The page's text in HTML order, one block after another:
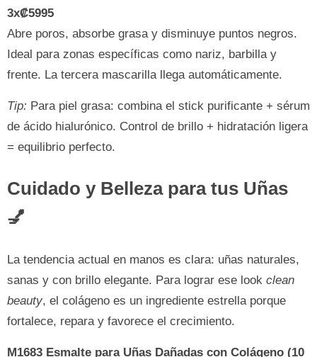
3x₡5995
Abre poros, absorbe grasa y disminuye puntos negros.
Ideal para zonas específicas como nariz, barbilla y
frente. La tercera mascarilla llega automáticamente.
Tip: Para piel grasa: combina el stick purificante + sérum
de ácido hialurónico. Control de brillo + hidratación ligera
= equilibrio perfecto.
Cuidado y Belleza para tus Uñas
💅
La tendencia actual en manos es clara: uñas naturales,
sanas y con brillo elegante. Para lograr ese look clean
beauty, el colágeno es un ingrediente estrella porque
fortalece, repara y favorece el crecimiento.
M1683 Esmalte para Uñas Dañadas con Colágeno (10